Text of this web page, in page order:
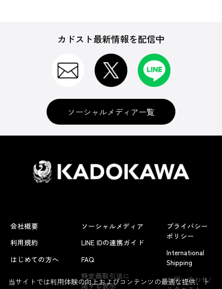
よくあるお問い合わせ
カドスト最新情報を配信中
ソーシャルメディア一覧
会社概要
利用規約
はじめての方へ
ソーシャルメディア
LINE IDの連携ガイド
FAQ
特定商取引法に
関する表示
プライバシー
ポリシー
International
Shipping
お問い合わせ/
当サイトでは利用体験の向上およびコンテンツの最適な提供、ト